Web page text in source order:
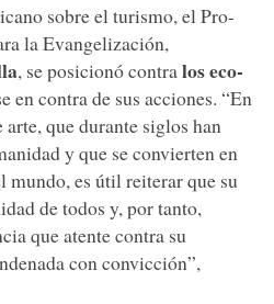
sobre el turismo, el Pro-
la Evangelización,
, se posicionó contralos eco-
en contra de sus acciones. “En
que durante siglos han
y que se convierten en
mundo, es útil reiterar que su
de todos y, por tanto,
que atente contra su
con convicción”,